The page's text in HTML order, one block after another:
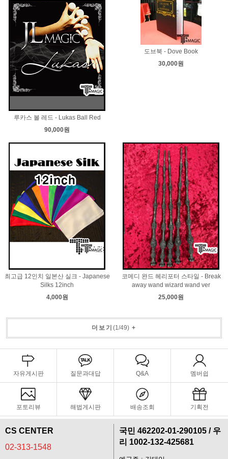
루카스 볼 레드 - Lukas Ball Red
90,000원
도브북 - Dove Book
30,000원
최고급 12인치 일본산 실크 - Japanese
Silks 12inch
4,000원
코메디 완드 헤리포터 스타일 - Break
away wand wizard wand ver
25,000원
더보기 (1/49) +
자유게시판 질문과대답 Q&A 멤버쉽
포토리뷰 해법게시판 배송조회 기획전
CS CENTER
02-313-1548
국민 462202-01-290105 / 우
리 1002-132-425681